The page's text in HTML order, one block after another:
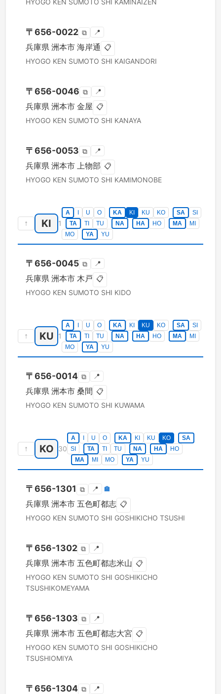
HYOGO KEN SUMOTO SHI KAMINAIZEN
〒656-0022 ⧉ 📍
兵庫県 洲本市 海岸通 📋
HYOGO KEN SUMOTO SHI KAIGANDORI
〒656-0046 ⧉ 📍
兵庫県 洲本市 金屋 📋
HYOGO KEN SUMOTO SHI KANAYA
〒656-0053 ⧉ 📍
兵庫県 洲本市 上物部 📋
HYOGO KEN SUMOTO SHI KAMIMONOBE
↑ KI 1
A U O KA KI KU KO SA
SI
TA
TI TU NA HA HO MA
MI
MO
YA YU
〒656-0045 ⧉ 📍
兵庫県 洲本市 木戸 📋
HYOGO KEN SUMOTO SHI KIDO
↑ KU 1
A U O KA KI KU KO SA
SI
TA
TI TU NA HA HO MA
MI
MO
YA YU
〒656-0014 ⧉ 📍
兵庫県 洲本市 桑間 📋
HYOGO KEN SUMOTO SHI KUWAMA
↑ KO 30
A U O KA KI KU KO
SA
SI
TA TI TU NA HA
HO
MA
MI MO YA YU
〒656-1301 ⧉ 📍 🏣
兵庫県 洲本市 五色町都志 📋
HYOGO KEN SUMOTO SHI GOSHIKICHO TSUSHI
〒656-1302 ⧉ 📍
兵庫県 洲本市 五色町都志米山 📋
HYOGO KEN SUMOTO SHI GOSHIKICHO
TSUSHIKOMEYAMA
〒656-1303 ⧉ 📍
兵庫県 洲本市 五色町都志大宮 📋
HYOGO KEN SUMOTO SHI GOSHIKICHO
TSUSHIOMIYA
〒656-1304 ⧉ 📍